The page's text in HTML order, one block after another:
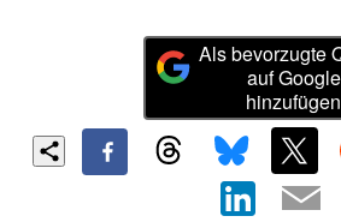
Als bevorzugte
auf Google
hinzufügen